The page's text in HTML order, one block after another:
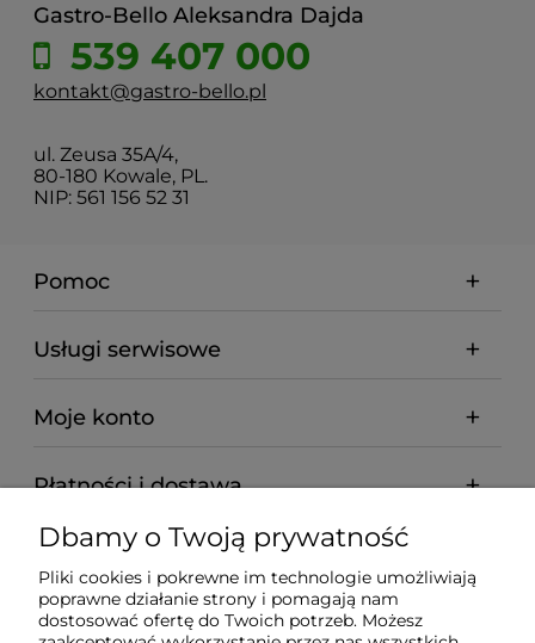
Gastro-Bello Aleksandra Dajda
539 407 000
kontakt@gastro-bello.pl
ul. Zeusa 35A/4,
80-180 Kowale, PL.
NIP: 561 156 52 31
Pomoc
Usługi serwisowe
Moje konto
Płatności i dostawa
Informacje
O nas
Dbamy o Twoją prywatność
Pliki cookies i pokrewne im technologie umożliwiają
poprawne działanie strony i pomagają nam
dostosować ofertę do Twoich potrzeb. Możesz